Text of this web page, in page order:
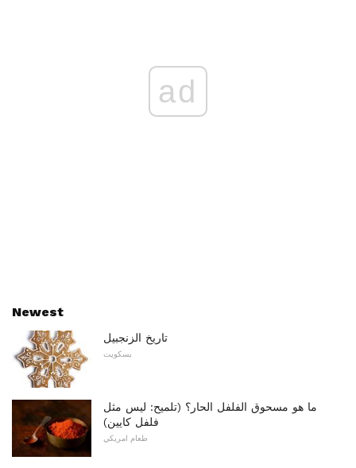
ad
Newest
تاريخ الزنجبيل
بسكويت
ما هو مسحوق الفلفل الحار؟ (تلميح: ليس مثل
فلفل كايين)
طعام امريكي